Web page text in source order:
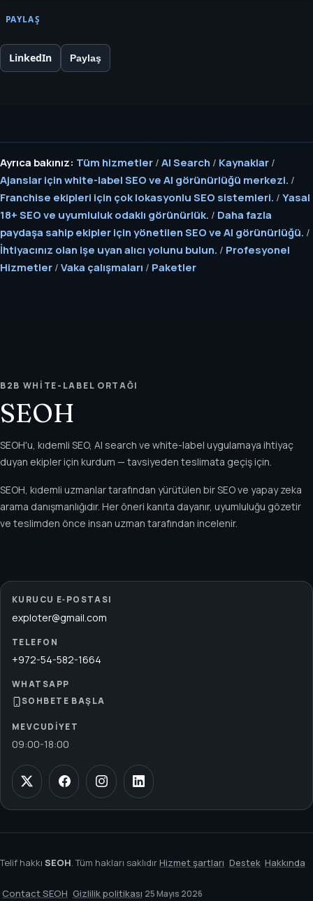
PAYLAŞ
LinkedIn Paylaş
Ayrıca bakınız: Tüm hizmetler / AI Search / Kaynaklar /
Ajanslar için white-label SEO ve AI görünürlüğü merkezi. /
Franchise ekipleri için çok lokasyonlu SEO sistemleri. / Yasal
18+ SEO ve uyumluluk odaklı görünürlük. / Daha fazla
paydaşa sahip ekipler için yönetilen SEO ve AI görünürlüğü. /
İhtiyacınız olan işe uyan alıcı yolunu bulun. / Profesyonel
Hizmetler / Vaka çalışmaları / Paketler
B2B WHITE-LABEL ORTAĞI
SEOH
SEOH'u, kıdemli SEO, AI search ve white-label uygulamaya ihtiyaç
duyan ekipler için kurdum — tavsiyeden teslimata geçiş için.
SEOH, kıdemli uzmanlar tarafından yürütülen bir SEO ve yapay zeka
arama danışmanlığıdır. Her öneri kanıta dayanır, uyumluluğu gözetir
ve teslimden önce insan uzman tarafından incelenir.
KURUCU E‑POSTASI
exploter@gmail.com
TELEFON
+972-54-582-1664
WHATSAPP
SOHBETE BAŞLA
MEVCUDIYET
09:00-18:00
Telif hakkı SEOH . Tüm hakları saklıdırHizmet şartları Destek Hakkında
Contact SEOH Gizlilik politikası 25 Mayıs 2026